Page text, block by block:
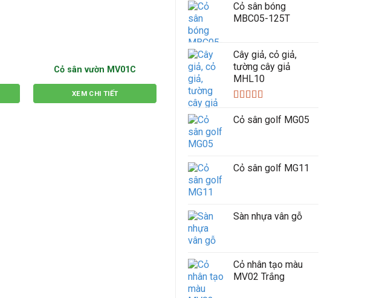
Cỏ sân bóng
MBC05-125T
Cây giả, cỏ giả,
tường cây giả
MHL10
hạng5.005
Cỏ sân golf MG05
Cỏ sân golf MG11
Sàn nhựa vân gỗ
Cỏ nhân tạo màu
MV02 Trắng
Cỏ sân vườn MV01C
XEM CHI TIẾT
Cỏ sân vườn MV02B
XEM CHI TIẾT